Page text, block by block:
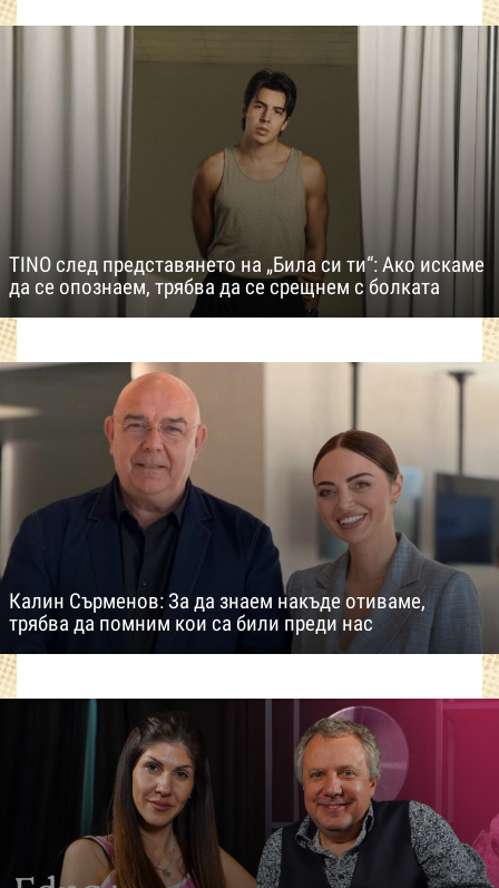
TINO след представянето на „Била си ти“: Ако искаме
да се опознаем, трябва да се срещнем с болката
Калин Сърменов: За да знаем накъде отиваме,
трябва да помним кои са били преди нас